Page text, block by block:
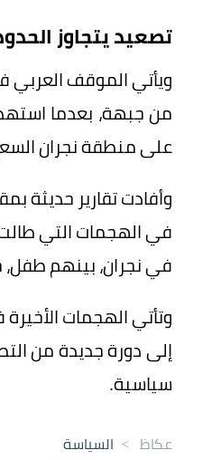
تصعيد يتجاوز
ويأتي الموقف العربي
من جبهة، بعدما
على منطقة نجران
في نجران، بينهم
وتأتي الهجمات
إلى دورة جديدة من
سياسية.
عكاظ > السياسة